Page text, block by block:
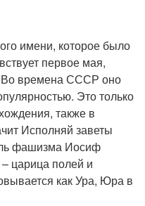
имени, которое было
первое мая,
Во времена СССР оно
Это только
также в
Исполняй заветы
фашизма Иосиф
царица полей и
как Ура, Юра в